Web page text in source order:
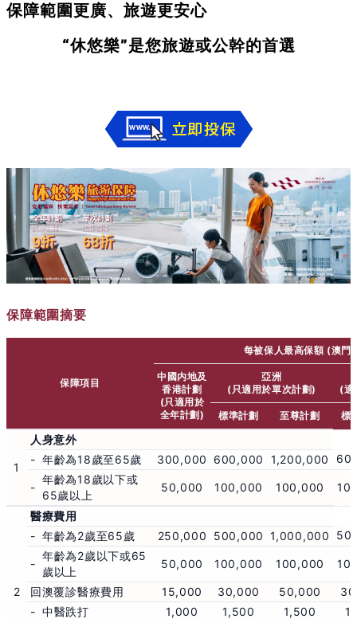
保障範圍更廣、旅遊更安心
“休悠樂”是您旅遊或公幹的首選
保障範圍摘要
保障項目
每被保人最高保額 (澳門
中國内地及
香港計劃
(只適用於
全年計劃)
亞洲
(只適用於單次計劃)
(適
標準計劃 至尊計劃 標
1
人身意外
- 年齡為18歲至65歲 300,000 600,000 1,200,000
-
年齡為18歲以下或
65歲以上
50,000 100,000 100,000
2
醫療費用
- 年齡為2歲至65歲 250,000 500,000 1,000,000
-
年齡為2歲以下或65
歲以上
50,000 100,000 100,000
回澳覆診醫療費用 15,000 30,000 50,000
- 中醫跌打 1,000 1,500 1,500